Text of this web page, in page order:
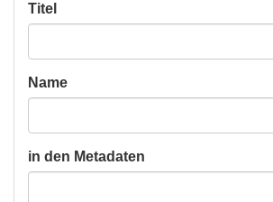
Titel
Name
in den Metadaten